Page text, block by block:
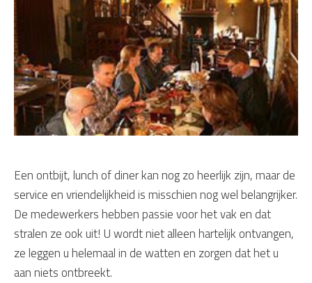
Een ontbijt, lunch of diner kan nog zo heerlijk zijn, maar de
service en vriendelijkheid is misschien nog wel belangrijker.
De medewerkers hebben passie voor het vak en dat
stralen ze ook uit! U wordt niet alleen hartelijk ontvangen,
ze leggen u helemaal in de watten en zorgen dat het u
aan niets ontbreekt.